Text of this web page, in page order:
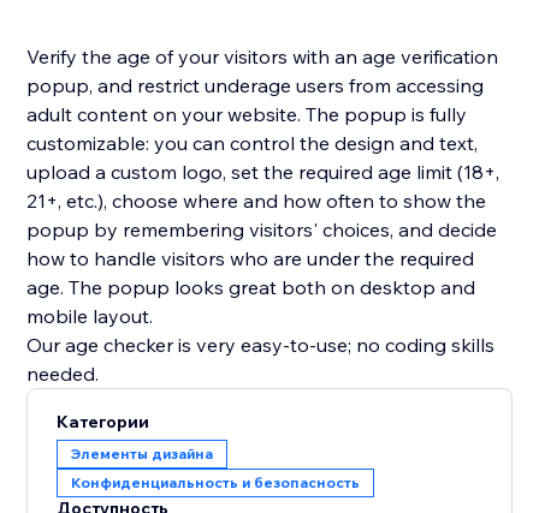
Verify the age of your visitors with an age verification
popup, and restrict underage users from accessing
adult content on your website. The popup is fully
customizable: you can control the design and text,
upload a custom logo, set the required age limit (18+,
21+, etc.), choose where and how often to show the
popup by remembering visitors' choices, and decide
how to handle visitors who are under the required
age. The popup looks great both on desktop and
mobile layout.
Our age checker is very easy-to-use; no coding skills
needed.
Категории
Элементы дизайна
Конфиденциальность и безопасность
Доступность